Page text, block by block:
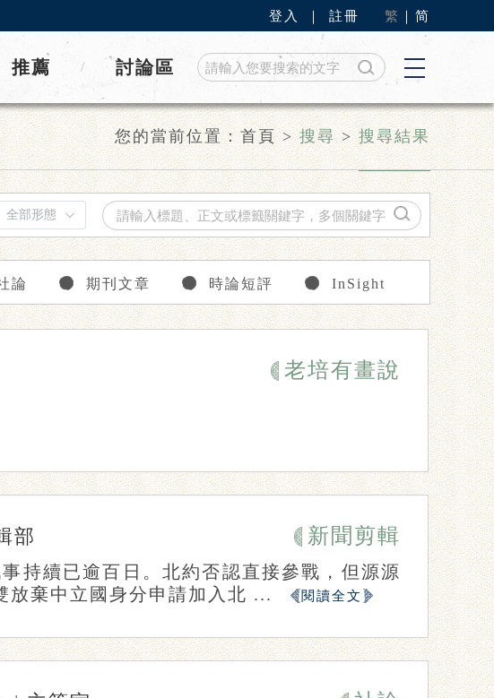
登入 註冊 繁 简
推薦 / 討論區
您的當前位置：首頁>搜尋>搜尋結果
論 期刊文章 時論短評 InSight
老培有畫說
部 新聞剪輯
持續已逾百日。北約否認直接參戰，但源源
放棄中立國身分申請加入北 ...
閱讀全文